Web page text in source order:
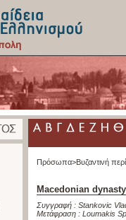
Πρόσωπα>Βυζαντινή
Macedonian
Συγγραφή : Stankovic
Μετάφραση : Loumakis